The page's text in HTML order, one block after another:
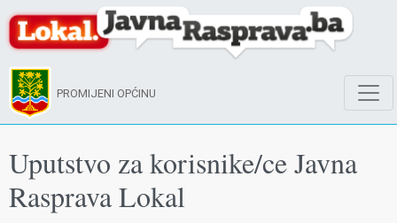
PROMIJENI OPĆINU
Uputstvo za korisnike/ce Javna
Rasprava Lokal